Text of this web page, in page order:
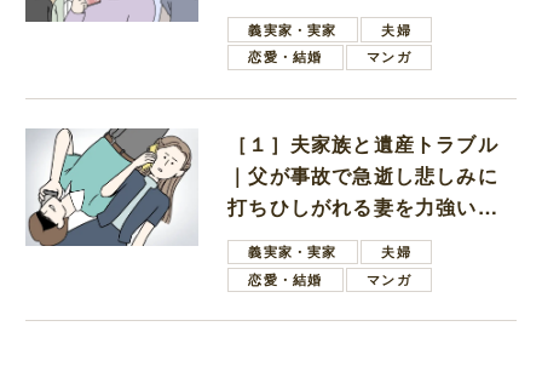
母義実家・実家
夫婦
恋愛・結婚
マンガ
［１］夫家族と遺産トラブル
｜父が事故で急逝し悲しみに
打ちひしがれる妻を力強い言
葉で励ます夫
義実家・実家
夫婦
恋愛・結婚
マンガ